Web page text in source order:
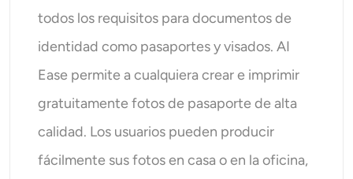
todos los requisitos para documentos de
identidad como pasaportes y visados. AI
Ease permite a cualquiera crear e imprimir
gratuitamente fotos de pasaporte de alta
calidad. Los usuarios pueden producir
fácilmente sus fotos en casa o en la oficina,